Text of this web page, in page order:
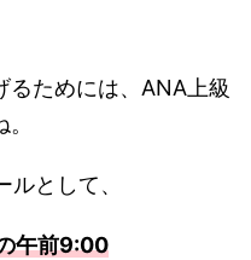
るためには、ANA上級
として、
午前9:00